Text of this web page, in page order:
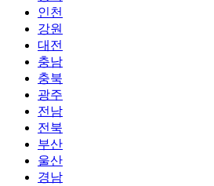
인천
강원
대전
충남
충북
광주
전남
전북
부산
울산
경남